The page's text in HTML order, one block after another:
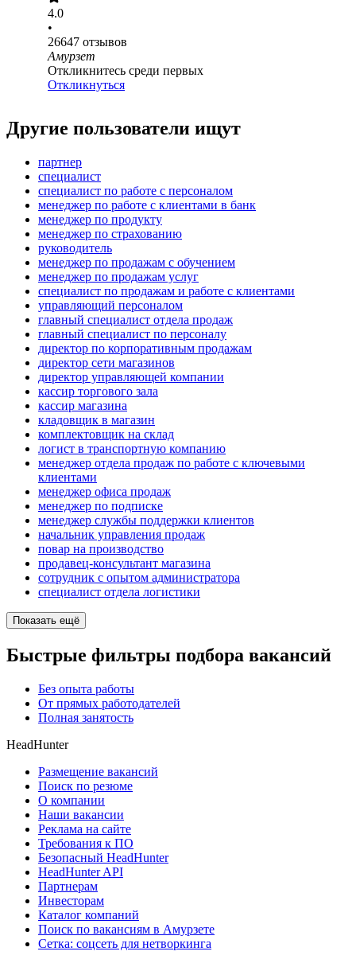
4.0
•
26647 отзывов
Амурзет
Откликнитесь среди первых
Откликнуться
Другие пользователи ищут
партнер
специалист
специалист по работе с персоналом
менеджер по работе с клиентами в банк
менеджер по продукту
менеджер по страхованию
руководитель
менеджер по продажам с обучением
менеджер по продажам услуг
специалист по продажам и работе с клиентами
управляющий персоналом
главный специалист отдела продаж
главный специалист по персоналу
директор по корпоративным продажам
директор сети магазинов
директор управляющей компании
кассир торгового зала
кассир магазина
кладовщик в магазин
комплектовщик на склад
логист в транспортную компанию
менеджер отдела продаж по работе с ключевыми
клиентами
менеджер офиса продаж
менеджер по подписке
менеджер службы поддержки клиентов
начальник управления продаж
повар на производство
продавец-консультант магазина
сотрудник с опытом администратора
специалист отдела логистики
Показать ещё
Быстрые фильтры подбора вакансий
Без опыта работы
От прямых работодателей
Полная занятость
HeadHunter
Размещение вакансий
Поиск по резюме
О компании
Наши вакансии
Реклама на сайте
Требования к ПО
Безопасный HeadHunter
HeadHunter API
Партнерам
Инвесторам
Каталог компаний
Поиск по вакансиям в Амурзете
Сетка: соцсеть для нетворкинга